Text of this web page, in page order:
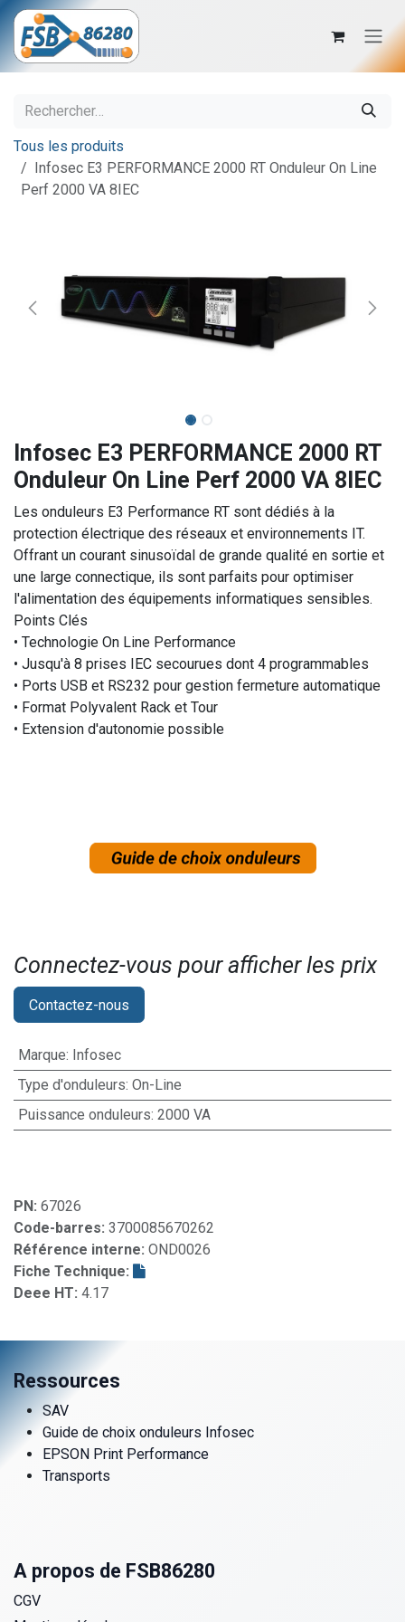
Se rendre au contenu
Tous les produits
Infosec E3 PERFORMANCE 2000 RT Onduleur On Line
Perf 2000 VA 8IEC
Infosec E3 PERFORMANCE 2000 RT
Onduleur On Line Perf 2000 VA 8IEC
Les onduleurs E3 Performance RT sont dédiés à la
protection électrique des réseaux et environnements IT.
Offrant un courant sinusoïdal de grande qualité en sortie et
une large connectique, ils sont parfaits pour optimiser
l'alimentation des équipements informatiques sensibles.
Points Clés
• Technologie On Line Performance
• Jusqu'à 8 prises IEC secourues dont 4 programmables
• Ports USB et RS232 pour gestion fermeture automatique
• Format Polyvalent Rack et Tour
• Extension d'autonomie possible
Connectez-vous pour afficher les prix​
Contactez-nous
Marque: Infosec
Type d'onduleurs: On-Line
Puissance onduleurs: 2000 VA
PN: 67026
Code-barres: 3700085670262
Référence interne: OND0026
Fiche Technique:
Deee HT: 4.17
Ressources
SAV
Guide de choix onduleurs Infosec
EPSON Print Performance
Transports
A propos de FSB86280
CGV